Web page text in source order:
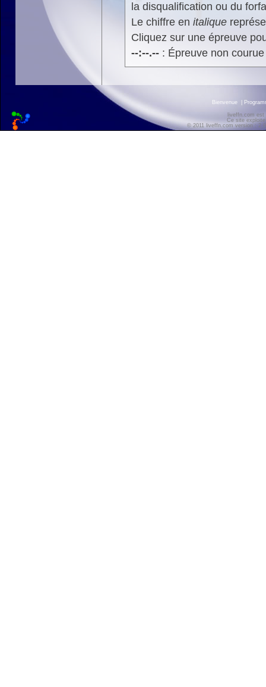
la disqualification ou du
Le chiffre en italique
Cliquez sur une épreuve
--:--.--: Épreuve non
Bienvenue
liveffn.com est
Ce site
© 2011 liveffn.com version :